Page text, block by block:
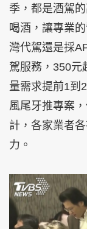
季，都是酒駕
喝酒，讓專業
灣代駕還是採
駕服務，350元
量需求提前1到
風尾牙推專案
計，各家業者
力。